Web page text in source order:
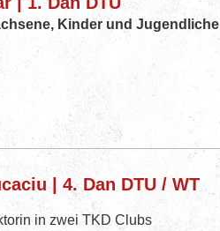
Kinder und Jugendliche
| 4. Dan DTU / WT
in zwei TKD Clubs